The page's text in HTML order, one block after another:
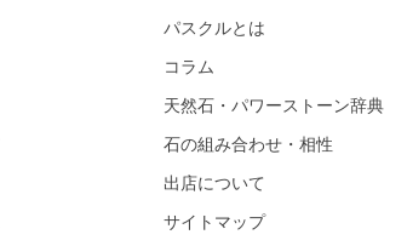
パスクルとは
コラム
天然石・パワーストーン辞典
石の組み合わせ・相性
出店について
サイトマップ